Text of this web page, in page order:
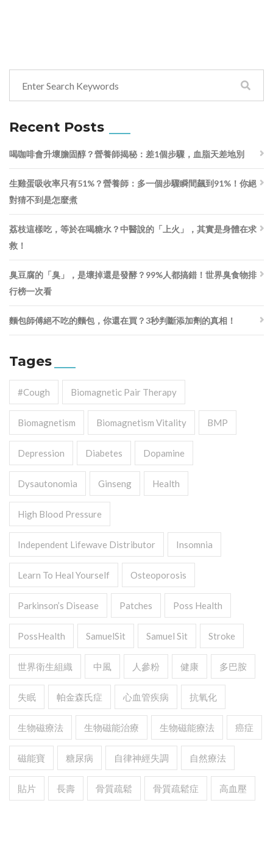
Recent Posts
喝咖啡會升壞膽固醇？營養師揭秘：差1個步驟，血脂天差地別
生雞蛋吸收率只有51%？營養師：多一個步驟瞬間飆到91%！你絕
對猜不到是怎麼煮
荔枝這樣吃，等於在喝糖水？中醫說的「上火」，其實是身體在求
救！
臭豆腐的「臭」，是壞掉還是發酵？99%人都搞錯！世界臭食物排
行榜一次看
麵包師傅絕不吃的麵包，你還在買？3秒判斷添加劑的真相！
Tages
#cough Biomagnetic Pair Therapy
Biomagnetism Biomagnetism Vitality BMP
Depression Diabetes Dopamine
Dysautonomia Ginseng Health
High Blood Pressure
Independent Lifewave Distributor Insomnia
Learn To Heal Yourself Osteoporosis
Parkinson’s Disease Patches Poss Health
PossHealth SamuelSit Samuel Sit Stroke
世界衛生組織 中風 人參粉 健康 多巴胺
失眠 帕金森氏症 心血管疾病 抗氧化
生物磁療法 生物磁能治療 生物磁能療法 癌症
磁能寶 糖尿病 自律神經失調 自然療法
貼片 長壽 骨質疏鬆 骨質疏鬆症 高血壓